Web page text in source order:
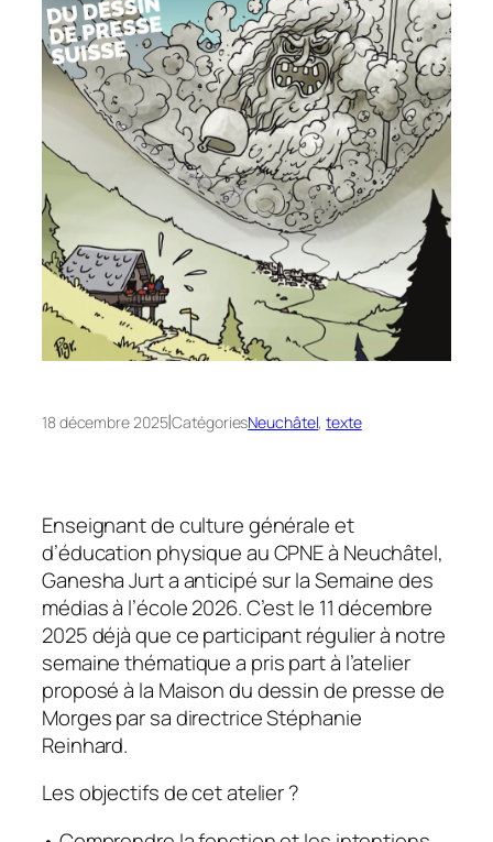
18 décembre 2025|CatégoriesNeuchâtel, texte
Enseignant de culture générale et
d’éducation physique au CPNE à Neuchâtel,
Ganesha Jurt a anticipé sur la Semaine des
médias à l’école 2026. C’est le 11 décembre
2025 déjà que ce participant régulier à notre
semaine thématique a pris part à l’atelier
proposé à la Maison du dessin de presse de
Morges par sa directrice Stéphanie
Reinhard.
Les objectifs de cet atelier ?